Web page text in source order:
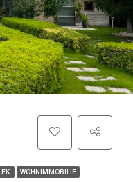
WOHNIMMOBILIE